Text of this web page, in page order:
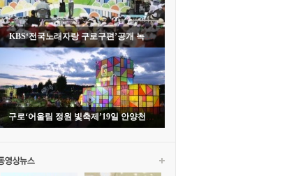
KBS‘전국노래자랑 구로구편’공개 녹화
성황리 열려
구로‘어울림 정원 빛축제’19일 안양천서